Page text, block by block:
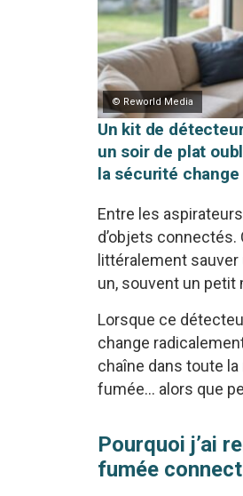
© Reworld Media
Un kit de
un soir de plat
la sécurité
Entre les
d’objets
littéralement
un, souvent un petit
Lorsque ce
change
chaîne dans toute
fumée… alors que
Pourquoi j’ai
fumée